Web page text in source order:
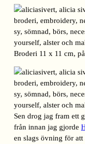
Broderi 11 x 11 cm,
Sen drog jag fram ett
från innan jag gjorde
en slags övning för